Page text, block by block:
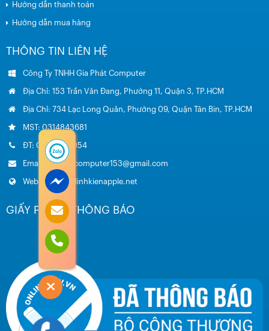
Hướng dẫn thanh toán
Hướng dẫn mua hàng
THÔNG TIN LIÊN HỆ
Công Ty TNHH Gia Phát Computer
Địa Chỉ: 153 Trần Văn Đang, Phường 11, Quận 3, TP.HCM
Địa Chỉ: 734 Lạc Long Quân, Phường 09, Quận Tân Bin, TP.HCM
MST: 0314843681
ĐT: 0985.051.054
Email: giaphatcomputer153@gmail.com
Website: www.linhkienapple.net
GIẤY PHÉP – THÔNG BÁO